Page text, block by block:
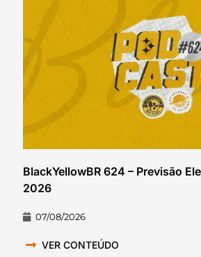
BlackYellowBR 624 – Previsão
2026
07/08/2026
VER CONTEÚDO